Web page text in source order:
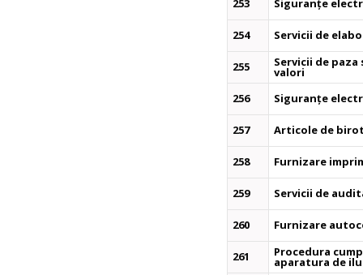
253 Siguranțe
254 Servicii de
255 Servicii de
valori
256
Siguranțe
257 Articole de
258 Furnizare
259 Servicii de
260 Furnizare
261 Procedura
aparatura de